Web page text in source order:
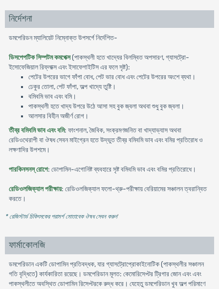
নির্দেশনা
ডমপেরিডন ম্যালিয়েট নিম্নোক্ত উপসর্গে নির্দেশিত-
ডিসপেপটিক সিম্পটম কমপেক্স(পাকস্থলী হতে খাদ্যের বিলম্বিত অপসারণ, গ্যাসট্রো-
ইসােফেজিয়াল রিফ্লাক্স এবং ইসাফেগাইটিস এর ফলে সৃষ্ট):
পেটের উপরের ভাগে ফাঁপা বােধ, পেট ভার বােধ এবং পেটের উপরের অংশে ব্যথা।
ঢেকুর তােলা, পেট ফাঁপা, অল্প খাদ্যে তুষ্টি।
বমিবমি ভাব এবং বমি।
পাকস্থলী হতে খাদ্য উপরে উঠে আসা সহ বুক জ্বলা অথবা শুধু বুক জ্বলা।
আলসার বিহীন অজীর্ণ রােগ।
তীব্র বমিবমি ভাব এবং বমি: ফাংশনাল, জৈবিক, সংক্রমণজনিত বা খাদ্যাভ্যাস অথবা
রেডিওথেরাপী বা ঔষধ সেবন মাইগ্রেন হতে উদ্ভুত তীব্র বমিবমি ভাব এবং বমির প্রতিরােধ ও
লক্ষণাদির উপশমে।
পারকিনসনস্ রোগে: ডােপামিন-এগােনিষ্ট ব্যবহারে সৃষ্ট বমিবমি ভাব এবং বমির প্রতিরােধে।
রেডিওলজিক্যাল পরীক্ষায়: রেডিওলজিক্যাল ফলো-থ্রু-পরীক্ষায় বেরিয়ামের সঞ্চালন ত্বরান্বিত
করতে।
* রেজিস্টার্ড চিকিৎসকের পরামর্শ মোতাবেক ঔষধ সেবন করুন'
ফার্মাকোলজি
ডমপেরিডান একটি ডােপামিন প্রতিবদ্ধক, যার গ্যাসট্রোপ্রােকাইনােটিক (পাকস্থলীর সঞ্চালন
গতি বৃদ্ধিতে) কার্যকারিতা রয়েছে। ডমপেরিডান মূলত: কেমােরিসেপ্টর ট্রিগার জোন এবং এবং
পাকস্থলীতে অবস্থিত ডােপামিন রিসেপ্টরকে রুদ্ধ করে। যেহেতু ডমপেরিডান খুব অল্প পরিমাণে